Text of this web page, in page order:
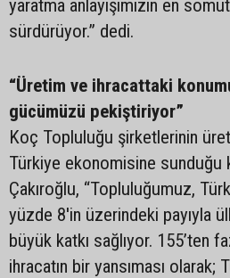
yaratma anlayışımızın en
sürdürüyor.” dedi.
“Üretim ve ihracattaki
gücümüzü pekiştiriyor”
Koç Topluluğu şirketlerinin
Türkiye ekonomisine sunduğu
Çakıroğlu, “Topluluğumuz,
yüzde 8'in üzerindeki payıyla
büyük katkı sağlıyor. 155’ten
ihracatın bir yansıması olarak;